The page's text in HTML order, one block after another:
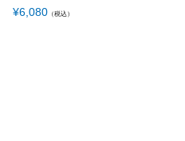
¥6,080 （税込）